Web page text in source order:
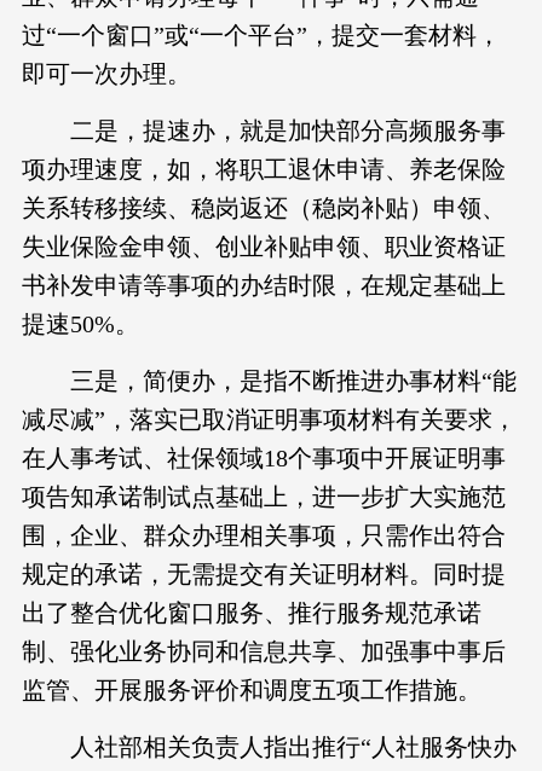
过“一个窗口”或“一个平台”，提交一套材料，
即可一次办理。
二是，提速办，就是加快部分高频服务事
项办理速度，如，将职工退休申请、养老保险
关系转移接续、稳岗返还（稳岗补贴）申领、
失业保险金申领、创业补贴申领、职业资格证
书补发申请等事项的办结时限，在规定基础上
提速50%。
三是，简便办，是指不断推进办事材料“能
减尽减”，落实已取消证明事项材料有关要求，
在人事考试、社保领域18个事项中开展证明事
项告知承诺制试点基础上，进一步扩大实施范
围，企业、群众办理相关事项，只需作出符合
规定的承诺，无需提交有关证明材料。同时提
出了整合优化窗口服务、推行服务规范承诺
制、强化业务协同和信息共享、加强事中事后
监管、开展服务评价和调度五项工作措施。
人社部相关负责人指出推行“人社服务快办